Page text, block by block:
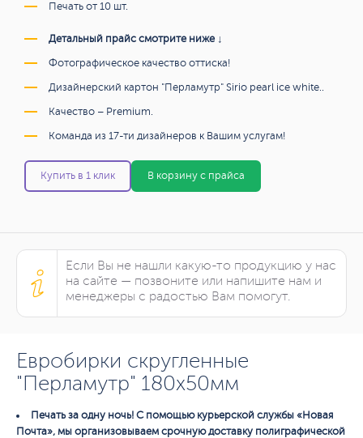
Печать от 10 шт.
Детальный прайс смотрите ниже ↓
Фотографическое качество оттиска!
Дизайнерский картон "Перламутр" Sirio pearl ice white..
Качество – Premium.
Команда из 17-ти дизайнеров к Вашим услугам!
Купить в 1 клик В корзину с прайса
Если Вы не нашли какую-то продукцию у нас
на сайте — позвоните или напишите нам и
менеджеры с радостью Вам помогут.
Евробирки скругленные
"Перламутр" 180x50мм
Печать за одну ночь! С помощью курьерской службы «Новая
Почта», мы организовываем срочную доставку полиграфической